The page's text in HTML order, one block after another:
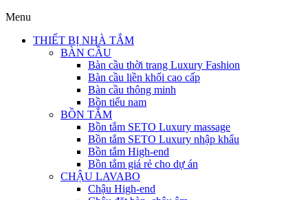
Menu
THIẾT BỊ NHÀ TẮM
BÀN CẦU
Bàn cầu thời trang Luxury Fashion
Bàn cầu liền khối cao cấp
Bàn cầu thông minh
Bồn tiểu nam
BỒN TẮM
Bồn tắm SETO Luxury massage
Bồn tắm SETO Luxury nhập khẩu
Bồn tắm High-end
Bồn tắm giá rẻ cho dự án
CHẬU LAVABO
Chậu High-end